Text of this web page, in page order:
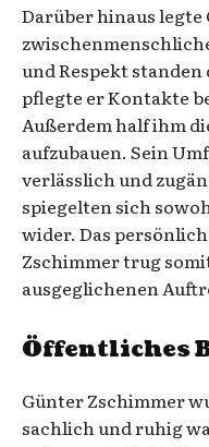
Darüber hinaus
und Respekt
pflegte er Kontakte
Außerdem half ihm
aufzubauen. Sein
verlässlich und
spiegelten sich
wider. Das
Zschimmer trug
ausgeglichenen
Öffentliches
Günter Zschimmer
sachlich und ruhig